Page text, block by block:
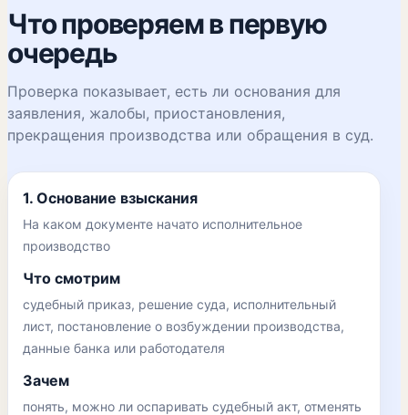
Что проверяем в первую
очередь
Проверка показывает, есть ли основания для
заявления, жалобы, приостановления,
прекращения производства или обращения в суд.
1. Основание взыскания
На каком документе начато исполнительное
производство
Что смотрим
судебный приказ, решение суда, исполнительный
лист, постановление о возбуждении производства,
данные банка или работодателя
Зачем
понять, можно ли оспаривать судебный акт, отменять